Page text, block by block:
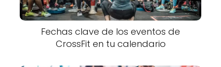
Fechas clave de los eventos de
CrossFit en tu calendario